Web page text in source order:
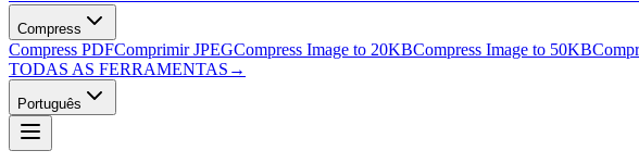
Compress
Compress PDFComprimir JPEGCompress Image to 20KBCompress Image to 50KB
TODAS AS FERRAMENTAS →
Português